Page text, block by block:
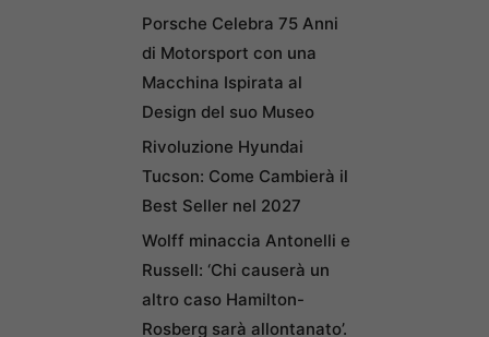
Porsche Celebra 75 Anni
di Motorsport con una
Macchina Ispirata al
Design del suo Museo
Rivoluzione Hyundai
Tucson: Come Cambierà il
Best Seller nel 2027
Wolff minaccia Antonelli e
Russell: ‘Chi causerà un
altro caso Hamilton-
Rosberg sarà allontanato’.